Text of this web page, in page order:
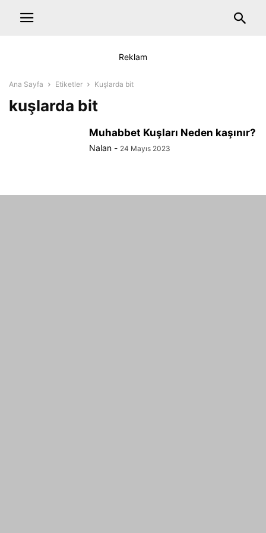
Reklam
Ana Sayfa Etiketler Kuşlarda bit
kuşlarda bit
Muhabbet Kuşları Neden kaşınır?
Nalan - 24 Mayıs 2023